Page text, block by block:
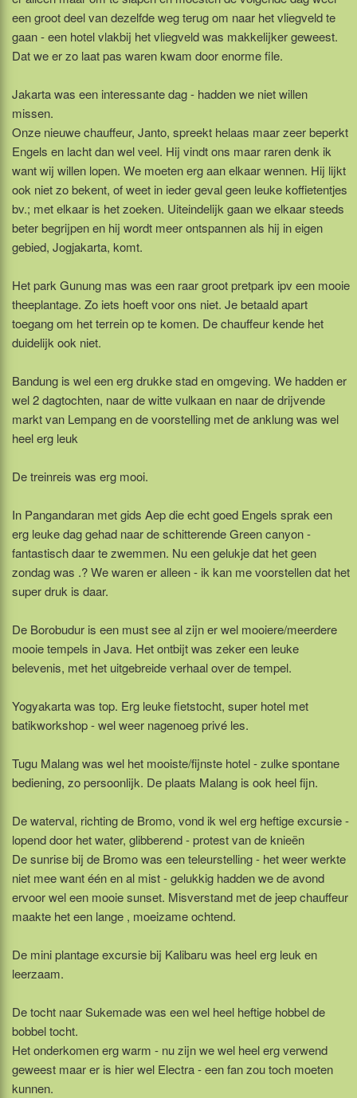
een groot deel van dezelfde weg terug om naar het vliegveld te
gaan - een hotel vlakbij het vliegveld was makkelijker geweest.
Dat we er zo laat pas waren kwam door enorme file.
Jakarta was een interessante dag - hadden we niet willen
missen.
Onze nieuwe chauffeur, Janto, spreekt helaas maar zeer beperkt
Engels en lacht dan wel veel. Hij vindt ons maar raren denk ik
want wij willen lopen. We moeten erg aan elkaar wennen. Hij lijkt
ook niet zo bekent, of weet in ieder geval geen leuke koffietentjes
bv.; met elkaar is het zoeken. Uiteindelijk gaan we elkaar steeds
beter begrijpen en hij wordt meer ontspannen als hij in eigen
gebied, Jogjakarta, komt.
Het park Gunung mas was een raar groot pretpark ipv een mooie
theeplantage. Zo iets hoeft voor ons niet. Je betaald apart
toegang om het terrein op te komen. De chauffeur kende het
duidelijk ook niet.
Bandung is wel een erg drukke stad en omgeving. We hadden er
wel 2 dagtochten, naar de witte vulkaan en naar de drijvende
markt van Lempang en de voorstelling met de anklung was wel
heel erg leuk
De treinreis was erg mooi.
In Pangandaran met gids Aep die echt goed Engels sprak een
erg leuke dag gehad naar de schitterende Green canyon -
fantastisch daar te zwemmen. Nu een gelukje dat het geen
zondag was .? We waren er alleen - ik kan me voorstellen dat het
super druk is daar.
De Borobudur is een must see al zijn er wel mooiere/meerdere
mooie tempels in Java. Het ontbijt was zeker een leuke
belevenis, met het uitgebreide verhaal over de tempel.
Yogyakarta was top. Erg leuke fietstocht, super hotel met
batikworkshop - wel weer nagenoeg privé les.
Tugu Malang was wel het mooiste/fijnste hotel - zulke spontane
bediening, zo persoonlijk. De plaats Malang is ook heel fijn.
De waterval, richting de Bromo, vond ik wel erg heftige excursie -
lopend door het water, glibberend - protest van de knieën
De sunrise bij de Bromo was een teleurstelling - het weer werkte
niet mee want één en al mist - gelukkig hadden we de avond
ervoor wel een mooie sunset. Misverstand met de jeep chauffeur
maakte het een lange , moeizame ochtend.
De mini plantage excursie bij Kalibaru was heel erg leuk en
leerzaam.
De tocht naar Sukemade was een wel heel heftige hobbel de
bobbel tocht.
Het onderkomen erg warm - nu zijn we wel heel erg verwend
geweest maar er is hier wel Electra - een fan zou toch moeten
kunnen.